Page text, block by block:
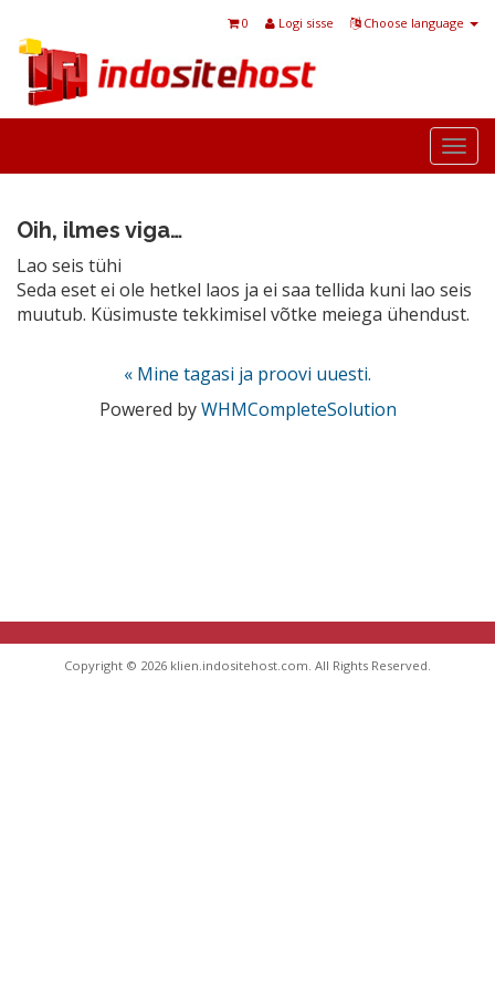
Choose language
Logi sisse
0
Oih, ilmes viga…
Lao seis tühi
Seda eset ei ole hetkel laos ja ei saa tellida kuni lao seis
muutub. Küsimuste tekkimisel võtke meiega ühendust.
« Mine tagasi ja proovi uuesti.
Powered byWHMCompleteSolution
Copyright © 2026 klien.indositehost.com. All Rights Reserved.